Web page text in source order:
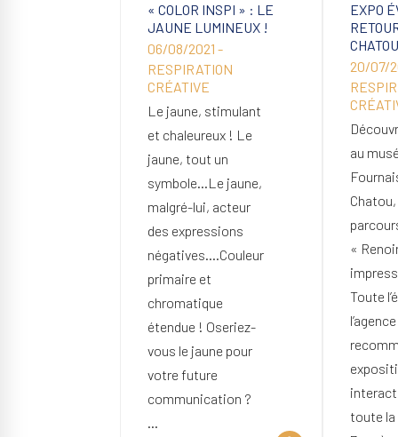
« COLOR INSPI » : LE
JAUNE LUMINEUX !
06/08/2021 -
RESPIRATION
CRÉATIVE
Le jaune, stimulant
et chaleureux ! Le
jaune, tout un
symbole…Le jaune,
malgré-lui, acteur
des expressions
négatives….Couleur
primaire et
chromatique
étendue ! Oseriez-
vous le jaune pour
votre future
communication ?
…
EXPO
20/07/
au
«
Toute
toute la